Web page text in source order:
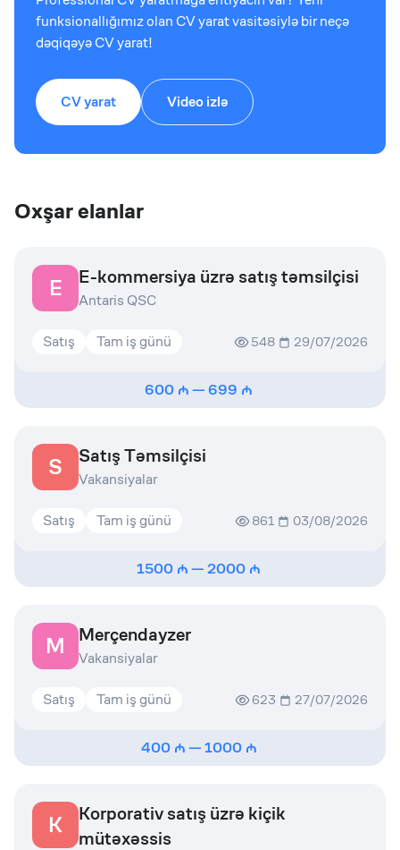
funksionallığımız olan CV yarat vasitəsiylə bir neçə
dəqiqəyə CV yarat!
CV yarat Video izlə
Oxşar elanlar
E E-kommersiya üzrə satış təmsilçisi
Antaris QSC
Satış Tam iş günü 548 29/07/2026
600 —699
S Satış Təmsilçisi
Vakansiyalar
Satış Tam iş günü 861 03/08/2026
1500 —2000
M Merçendayzer
Vakansiyalar
Satış Tam iş günü 623 27/07/2026
400 —1000
K
Korporativ satış üzrə kiçik
mütəxəssis